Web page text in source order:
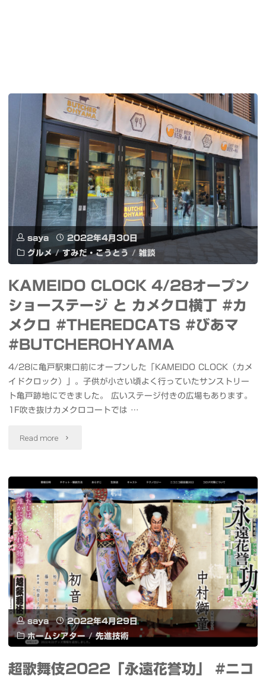
saya
2022年4月30日
グルメ / すみだ・こうとう / 雑談
KAMEIDO CLOCK 4/28オープン
ショーステージ と カメクロ横丁 #カ
メクロ #THEREDCATS #びあマ
#BUTCHEROHYAMA
4/28に亀戸駅東口前にオープンした「KAMEIDO CLOCK（カメ
イドクロック）」。子供が小さい頃よく行っていたサンストリー
ト亀戸跡地にできました。 広いステージ付きの広場もあります。
1F吹き抜けカメクロコートでは …
Read more "KAMEIDO
4/28
ー
ン
シ
ョ
ス
saya
2022年4月29日
ホームシアター / 先進技術
超歌舞伎2022「永遠花誉功」 #ニコ